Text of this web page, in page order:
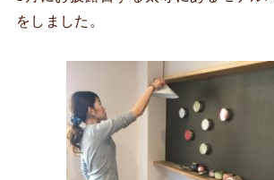
をしました。